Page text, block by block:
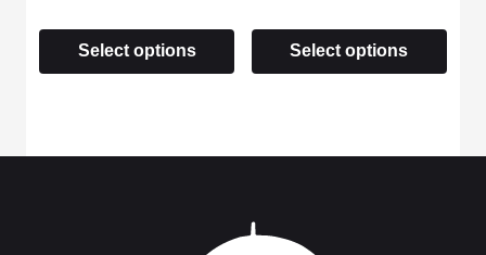
Select options Select options